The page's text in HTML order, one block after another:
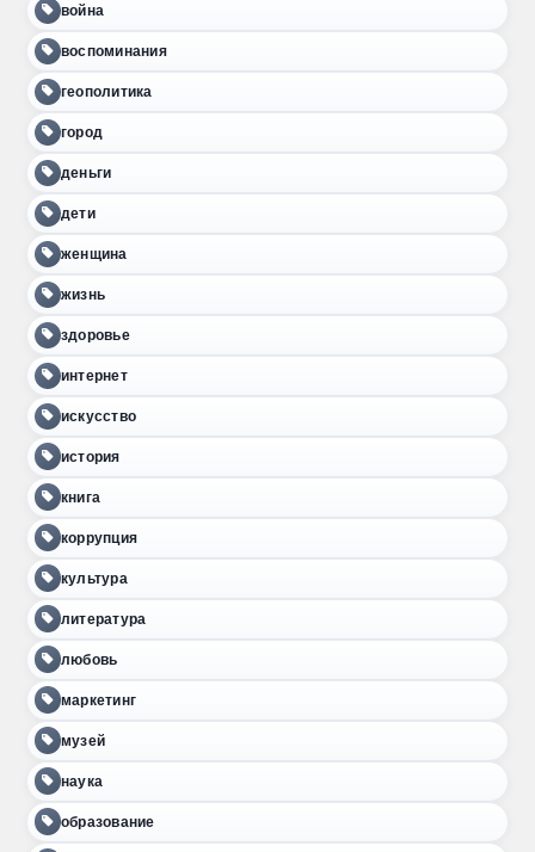
война
воспоминания
геополитика
город
деньги
дети
женщина
жизнь
здоровье
интернет
искусство
история
книга
коррупция
культура
литература
любовь
маркетинг
музей
наука
образование